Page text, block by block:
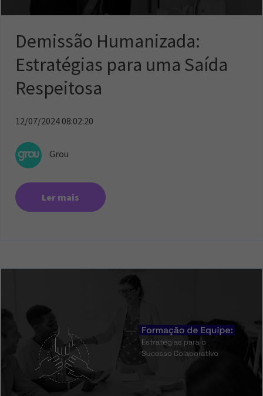
Demissão Humanizada:
Estratégias para uma Saída
Respeitosa
12/07/2024 08:02:20
Grou
Ler mais